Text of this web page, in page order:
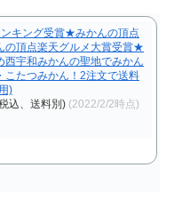
キング受賞★みかんの頂点
の頂点楽天グルメ大賞受賞★
宇和みかんの聖地でみかん
こたつみかん！2注文で送料
)
込、送料別) (2022/2/2時点)